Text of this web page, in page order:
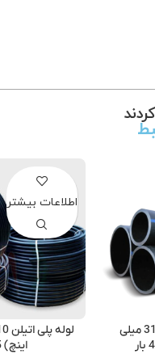
لوله پلی اتیلن 315 میلی
اینچ) 5بار
اطلاعات بیشتر